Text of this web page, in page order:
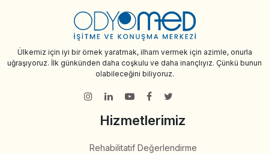
Ülkemiz için iyi bir örnek yaratmak, ilham vermek için azimle, onurla
uğraşıyoruz. İlk günkünden daha coşkulu ve daha inançlıyız. Çünkü bunun
olabileceğini biliyoruz.
Hizmetlerimiz
Rehabilitatif Değerlendirme